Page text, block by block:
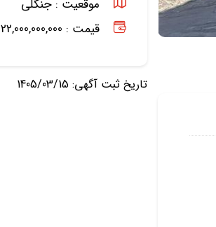
موقعیت : جنگلی
قیمت : 22,000,000,000 تومان /
تاریخ ثبت آگهی: 1405/03/15